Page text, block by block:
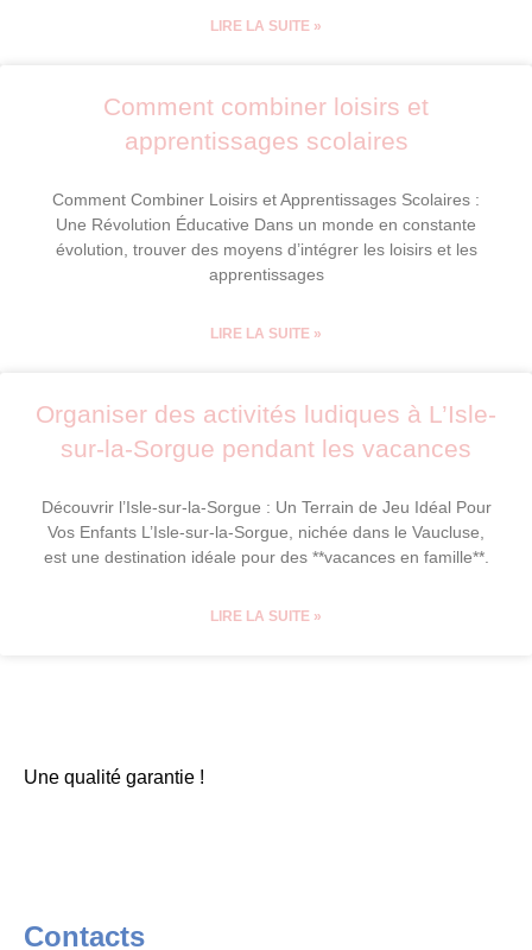
LIRE LA SUITE »
Comment combiner loisirs et
apprentissages scolaires
Comment Combiner Loisirs et Apprentissages Scolaires :
Une Révolution Éducative Dans un monde en constante
évolution, trouver des moyens d’intégrer les loisirs et les
apprentissages
LIRE LA SUITE »
Organiser des activités ludiques à L’Isle-
sur-la-Sorgue pendant les vacances
Découvrir l’Isle-sur-la-Sorgue : Un Terrain de Jeu Idéal Pour
Vos Enfants L’Isle-sur-la-Sorgue, nichée dans le Vaucluse,
est une destination idéale pour des **vacances en famille**.
LIRE LA SUITE »
Une qualité garantie !
Contacts